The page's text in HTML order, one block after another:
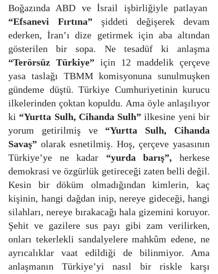
Boğazında ABD ve İsrail işbirliğiyle patlayan
“Efsanevi Fırtına” şiddeti değişerek devam
ederken, İran’ı dize getirmek için aba altından
gösterilen bir sopa. Ne tesadüf ki anlaşma
“Terörsüz Türkiye” için 12 maddelik çerçeve
yasa taslağı TBMM komisyonuna sunulmuşken
gündeme düştü. Türkiye Cumhuriyetinin kurucu
ilkelerinden çoktan kopuldu. Ama öyle anlaşılıyor
ki “Yurtta Sulh, Cihanda Sulh” ilkesine yeni bir
yorum getirilmiş ve “Yurtta Sulh, Cihanda
Savaş” olarak esnetilmiş. Hoş, çerçeve yasasının
Türkiye’ye ne kadar “yurda barış”, herkese
demokrasi ve özgürlük getireceği zaten belli değil.
Kesin bir döküm olmadığından kimlerin, kaç
kişinin, hangi dağdan inip, nereye gideceği, hangi
silahları, nereye bırakacağı hala gizemini koruyor.
Şehit ve gazilere sus payı gibi zam verilirken,
onları tekerlekli sandalyelere mahkûm edene, ne
ayrıcalıklar vaat edildiği de bilinmiyor. Ama
anlaşmanın Türkiye’yi nasıl bir riskle karşı